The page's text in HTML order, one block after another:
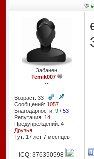
Забанен
Temik007
--
Возраст: 33 |
|
Сообщений: 1057
Благодарности: 9/ 53
Репутация: 14
Предупреждений: 4
Друзья
Тут: 17 лет 7 месяцев
ICQ: 376350598